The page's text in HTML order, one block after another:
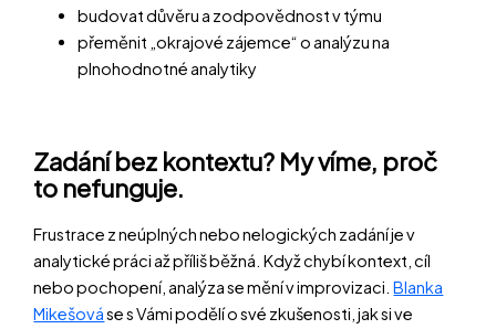
budovat důvěru a zodpovědnost v týmu
přeměnit „okrajové zájemce“ o analýzu na
plnohodnotné analytiky
Zadání bez kontextu? My víme, proč
to nefunguje.
Frustrace z neúplných nebo nelogických zadání je v
analytické práci až příliš běžná. Když chybí kontext, cíl
nebo pochopení, analýza se mění v improvizaci.Blanka
Mikešováse s Vámi podělí o své zkušenosti, jak si ve